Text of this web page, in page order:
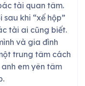
tài quan tâm.
khi “xế hộp”
tài ai cũng biết.
và gia đình
trung tâm cách
em yên tâm